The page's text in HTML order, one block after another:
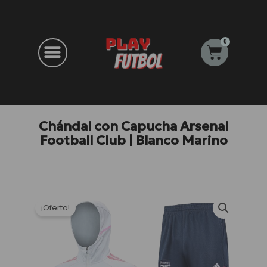
0
Carrito
Chándal con Capucha Arsenal
Football Club | Blanco Marino
¡Oferta!